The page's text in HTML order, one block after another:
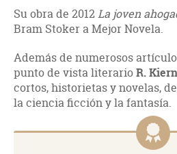
Su obra de 2012 La joven
Bram Stoker a Mejor Novela.
Además de numerosos
punto de vista literarioR.
cortos, historietas y novelas,
la ciencia ficción y la fantasía.